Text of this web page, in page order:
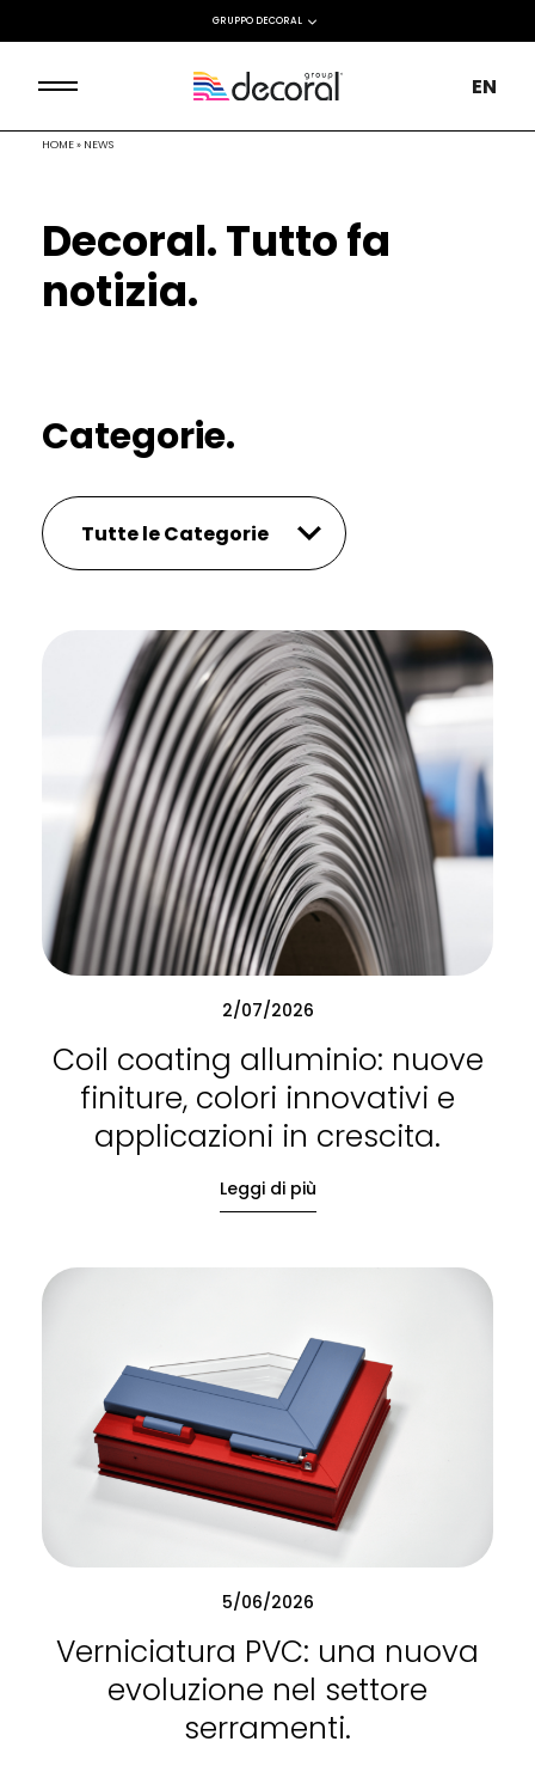
GRUPPO DECORAL
EN
HOME» NEWS
Decoral. Tutto fa
notizia.
Categorie.
2/07/2026
Coil coating alluminio: nuove
finiture, colori innovativi e
applicazioni in crescita.
Leggi di più
5/06/2026
Verniciatura PVC: una nuova
evoluzione nel settore
serramenti.